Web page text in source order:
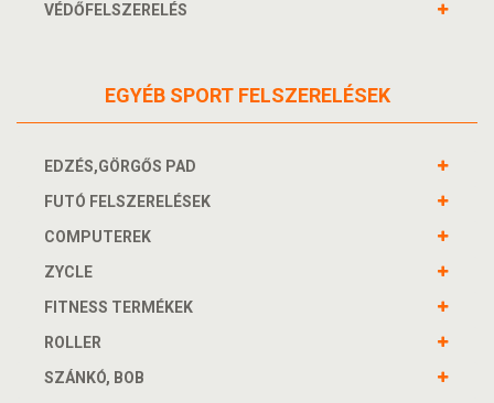
VÉDŐFELSZERELÉS
EGYÉB SPORT FELSZERELÉSEK
EDZÉS,GÖRGŐS PAD
FUTÓ FELSZERELÉSEK
COMPUTEREK
ZYCLE
FITNESS TERMÉKEK
ROLLER
SZÁNKÓ, BOB